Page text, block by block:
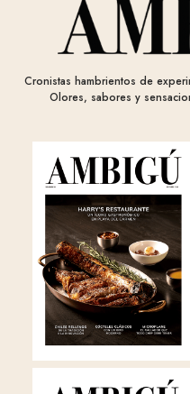
Cronistas hambrientos de
Olores, sabores y